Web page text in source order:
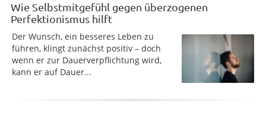
Wie Selbstmitgefühl gegen überzogenen
Perfektionismus hilft
Der Wunsch, ein besseres Leben zu
führen, klingt zunächst positiv – doch
wenn er zur Dauerverpflichtung wird,
kann er auf Dauer...